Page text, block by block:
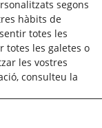
segons
hàbits de
totes les
totes les galetes o
les vostres
consulteu la